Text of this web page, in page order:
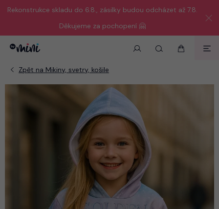
Rekonstrukce skladu do 6.8., zásilky budou odcházet až 7.8.
Děkujeme za pochopení 🤗